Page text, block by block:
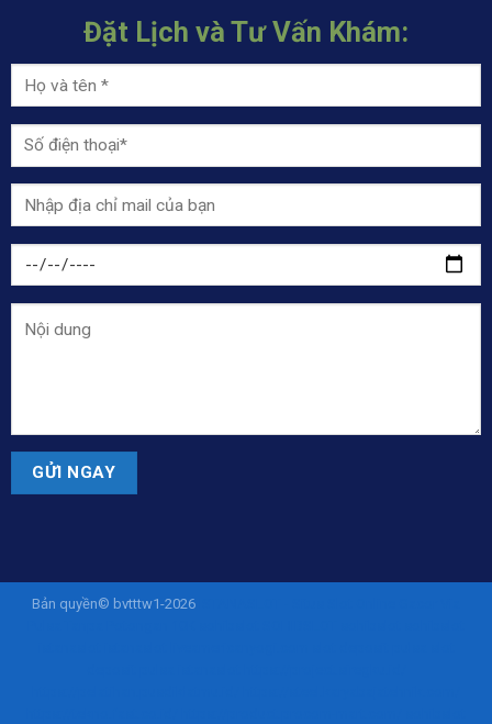
Đặt Lịch và Tư Vấn Khám:
Bản quyền© bvtttw1-2026